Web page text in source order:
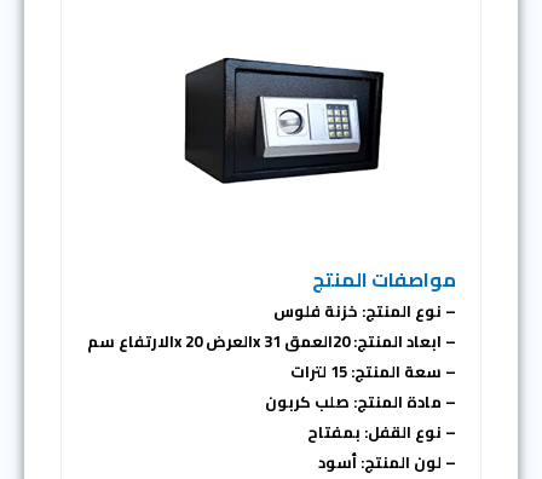
مواصفات المنتج
– نوع المنتج: خزنة فلوس
– ابعاد المنتج: 20العمق x 31العرض x 20الارتفاع سم
– سعة المنتج: 15 لترات
– مادة المنتج: صلب كربون
– نوع القفل: بمفتاح
– لون المنتج: أسود